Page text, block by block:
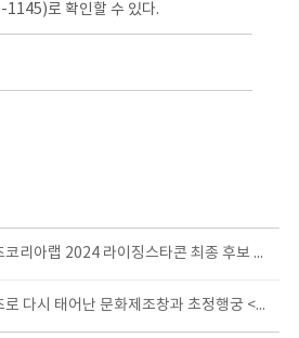
로 확인할 수 있다.
충북콘텐츠코리아랩 2024 라이징스타콘 최종 후보 TOP5! 슈퍼주니어 등과 호흡맞춘 유명 프로듀서와 공동작업 돌입
융합콘텐츠로 다시 태어난 문화제조창과 초정행궁 <창고>&<초정, 당신을 위한 노래> 막 오른다